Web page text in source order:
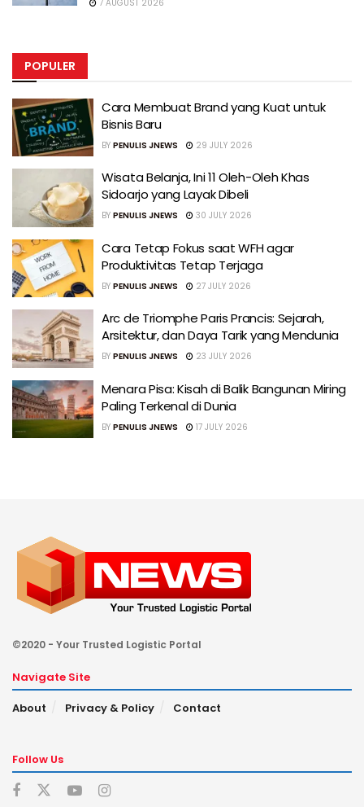
7 AUGUST 2026
POPULER
Cara Membuat Brand yang Kuat untuk
Bisnis Baru
BY PENULIS JNEWS 29 JULY 2026
Wisata Belanja, Ini 11 Oleh-Oleh Khas
Sidoarjo yang Layak Dibeli
BY PENULIS JNEWS 30 JULY 2026
Cara Tetap Fokus saat WFH agar
Produktivitas Tetap Terjaga
BY PENULIS JNEWS 27 JULY 2026
Arc de Triomphe Paris Prancis: Sejarah,
Arsitektur, dan Daya Tarik yang Mendunia
BY PENULIS JNEWS 23 JULY 2026
Menara Pisa: Kisah di Balik Bangunan Miring
Paling Terkenal di Dunia
BY PENULIS JNEWS 17 JULY 2026
©2020 - Your Trusted Logistic Portal
Navigate Site
About
Privacy & Policy Contact
Follow Us